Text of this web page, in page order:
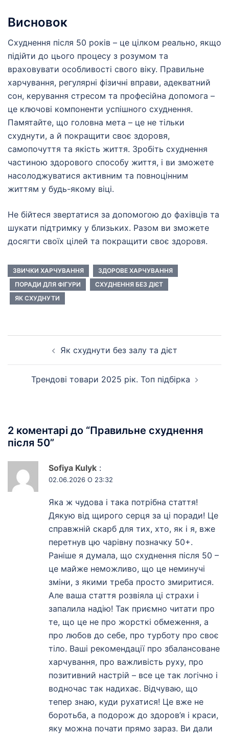
Висновок
Схуднення після 50 років – це цілком реально, якщо
підійти до цього процесу з розумом та
враховувати особливості свого віку. Правильне
харчування, регулярні фізичні вправи, адекватний
сон, керування стресом та професійна допомога –
це ключові компоненти успішного схуднення.
Памятайте, що головна мета – це не тільки
схуднути, а й покращити своє здоровя,
самопочуття та якість життя. Зробіть схуднення
частиною здорового способу життя, і ви зможете
насолоджуватися активним та повноцінним
життям у будь-якому віці.
Не бійтеся звертатися за допомогою до фахівців та
шукати підтримку у близьких. Разом ви зможете
досягти своїх цілей та покращити своє здоровя.
ЗВИЧКИ ХАРЧУВАННЯ
ЗДОРОВЕ ХАРЧУВАННЯ
ПОРАДИ ДЛЯ ФІГУРИ
СХУДНЕННЯ БЕЗ ДІЄТ
ЯК СХУДНУТИ
Навігація
по
запису
Як схуднути без залу та дієт
Трендові товари 2025 рік. Топ підбірка
2 коментарі до “Правильне схуднення
після 50”
Sofiya Kulyk :
02.06.2026 О 23:32
Яка ж чудова і така потрібна стаття!
Дякую від щирого серця за ці поради! Це
справжній скарб для тих, хто, як і я, вже
перетнув цю чарівну позначку 50+.
Раніше я думала, що схуднення після 50 –
це майже неможливо, що це неминучі
зміни, з якими треба просто змиритися.
Але ваша стаття розвіяла ці страхи і
запалила надію! Так приємно читати про
те, що це не про жорсткі обмеження, а
про любов до себе, про турботу про своє
тіло. Ваші рекомендації про збалансоване
харчування, про важливість руху, про
позитивний настрій – все це так логічно і
водночас так надихає. Відчуваю, що
тепер знаю, куди рухатися! Це вже не
боротьба, а подорож до здоров’я і краси,
яку можна почати прямо зараз. Ви дали